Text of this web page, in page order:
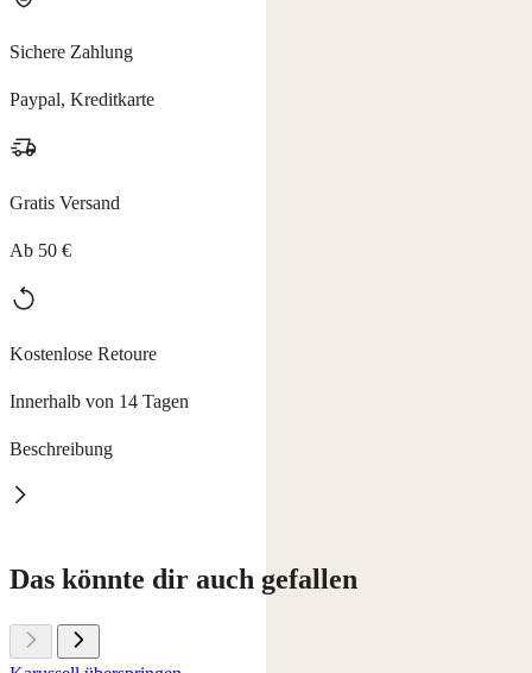
Sichere Zahlung
Paypal, Kreditkarte
Gratis Versand
Ab 50 €
Kostenlose Retoure
Innerhalb von 14 Tagen
Beschreibung
verleiht Ihren Nägeln einen perfekt polierten Look, ganz ohne
Die glänzende Polierfläche besteht aus einer wenige Zehntel dicken
und sehr haltbaren Chromschicht, die den Nagel schön glänzen
Das könnte dir auch gefallen